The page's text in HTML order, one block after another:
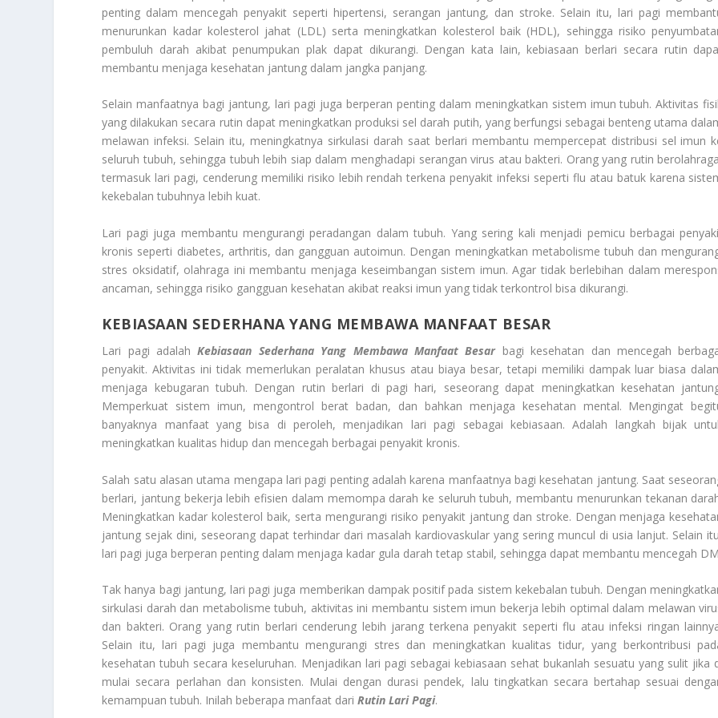
penting dalam mencegah penyakit seperti hipertensi, serangan jantung, dan stroke. Selain itu, lari pagi
menurunkan kadar kolesterol jahat (LDL) serta meningkatkan kolesterol baik (HDL), sehingga risiko
pembuluh darah akibat penumpukan plak dapat dikurangi. Dengan kata lain, kebiasaan berlari secara rutin
membantu menjaga kesehatan jantung dalam jangka panjang.
Selain manfaatnya bagi jantung, lari pagi juga berperan penting dalam meningkatkan sistem imun tubuh. Aktivitas
yang dilakukan secara rutin dapat meningkatkan produksi sel darah putih, yang berfungsi sebagai benteng utama
melawan infeksi. Selain itu, meningkatnya sirkulasi darah saat berlari membantu mempercepat distribusi sel imun
seluruh tubuh, sehingga tubuh lebih siap dalam menghadapi serangan virus atau bakteri. Orang yang rutin
termasuk lari pagi, cenderung memiliki risiko lebih rendah terkena penyakit infeksi seperti flu atau batuk karena
kekebalan tubuhnya lebih kuat.
Lari pagi juga membantu mengurangi peradangan dalam tubuh. Yang sering kali menjadi pemicu berbagai
kronis seperti diabetes, arthritis, dan gangguan autoimun. Dengan meningkatkan metabolisme tubuh dan
stres oksidatif, olahraga ini membantu menjaga keseimbangan sistem imun. Agar tidak berlebihan dalam
ancaman, sehingga risiko gangguan kesehatan akibat reaksi imun yang tidak terkontrol bisa dikurangi.
KEBIASAAN SEDERHANA YANG MEMBAWA MANFAAT BESAR
Lari pagi adalahKebiasaan Sederhana Yang Membawa Manfaat Besarbagi kesehatan dan mencegah
penyakit. Aktivitas ini tidak memerlukan peralatan khusus atau biaya besar, tetapi memiliki dampak luar biasa
menjaga kebugaran tubuh. Dengan rutin berlari di pagi hari, seseorang dapat meningkatkan kesehatan
Memperkuat sistem imun, mengontrol berat badan, dan bahkan menjaga kesehatan mental. Mengingat
banyaknya manfaat yang bisa di peroleh, menjadikan lari pagi sebagai kebiasaan. Adalah langkah bijak
meningkatkan kualitas hidup dan mencegah berbagai penyakit kronis.
Salah satu alasan utama mengapa lari pagi penting adalah karena manfaatnya bagi kesehatan jantung. Saat
berlari, jantung bekerja lebih efisien dalam memompa darah ke seluruh tubuh, membantu menurunkan tekanan
Meningkatkan kadar kolesterol baik, serta mengurangi risiko penyakit jantung dan stroke. Dengan menjaga
jantung sejak dini, seseorang dapat terhindar dari masalah kardiovaskular yang sering muncul di usia lanjut. Selain
lari pagi juga berperan penting dalam menjaga kadar gula darah tetap stabil, sehingga dapat membantu mencegah
Tak hanya bagi jantung, lari pagi juga memberikan dampak positif pada sistem kekebalan tubuh. Dengan
sirkulasi darah dan metabolisme tubuh, aktivitas ini membantu sistem imun bekerja lebih optimal dalam melawan
dan bakteri. Orang yang rutin berlari cenderung lebih jarang terkena penyakit seperti flu atau infeksi ringan
Selain itu, lari pagi juga membantu mengurangi stres dan meningkatkan kualitas tidur, yang berkontribusi
kesehatan tubuh secara keseluruhan. Menjadikan lari pagi sebagai kebiasaan sehat bukanlah sesuatu yang sulit jika
mulai secara perlahan dan konsisten. Mulai dengan durasi pendek, lalu tingkatkan secara bertahap sesuai
kemampuan tubuh. Inilah beberapa manfaat dariRutin Lari Pagi.